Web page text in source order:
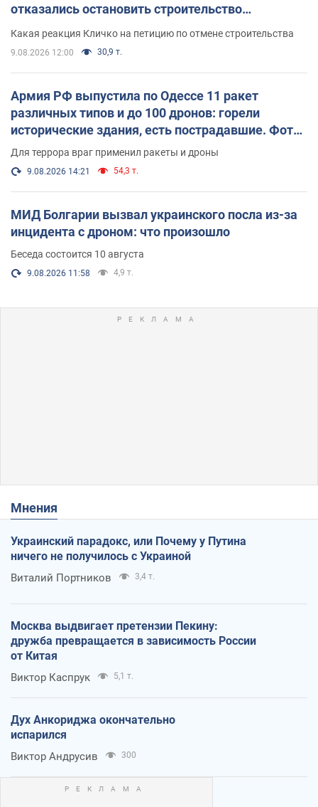
отказались остановить строительство
Какая реакция Кличко на петицию по отмене строительства
9.08.2026 12:00 30,9 т.
Армия РФ выпустила по Одессе 11 ракет
различных типов и до 100 дронов: горели
исторические здания, есть пострадавшие. Фото
и видео
Для террора враг применил ракеты и дроны
9.08.2026 14:21 54,3 т.
МИД Болгарии вызвал украинского посла из-за
инцидента с дроном: что произошло
Беседа состоится 10 августа
9.08.2026 11:58 4,9 т.
Мнения
Украинский парадокс, или Почему у Путина
ничего не получилось с Украиной
Виталий Портников 3,4 т.
Москва выдвигает претензии Пекину:
дружба превращается в зависимость России
от Китая
Виктор Каспрук 5,1 т.
Дух Анкориджа окончательно
испарился
Виктор Андрусив 300